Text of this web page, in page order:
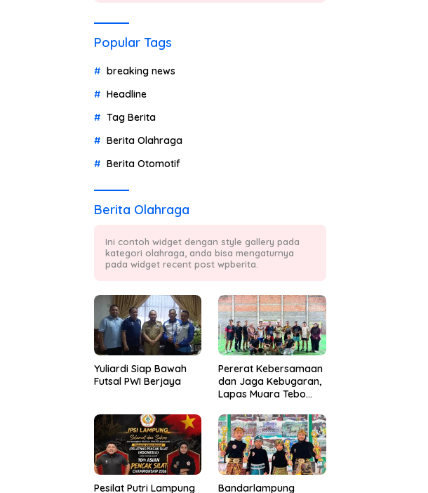
Popular Tags
breaking news
Headline
Tag Berita
Berita Olahraga
Berita Otomotif
Berita Olahraga
Ini contoh widget dengan style gallery pada
kategori olahraga, anda bisa mengaturnya
pada widget recent post wpberita.
Yuliardi Siap Bawah
Futsal PWI Berjaya
Pererat Kebersamaan
dan Jaga Kebugaran,
Lapas Muara Tebo
Bersama
Pesilat Putri Lampung
Bandarlampung